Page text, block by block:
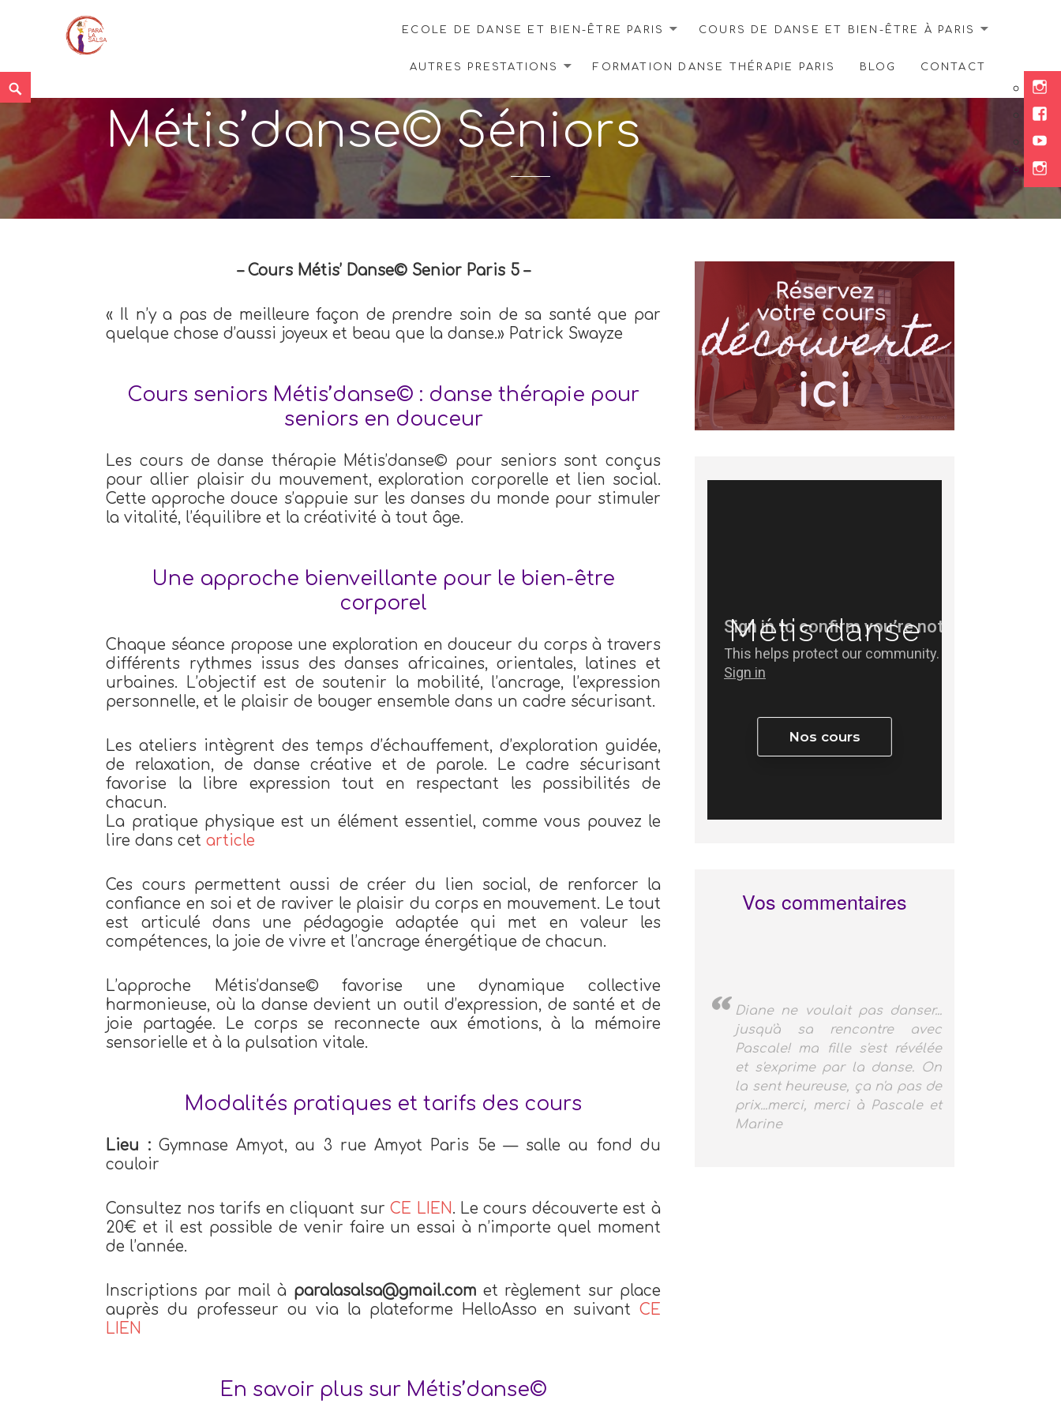
Skip
to
content
ECOLE DE DANSE ET BIEN-ÊTRE PARIS COURS DE DANSE ET BIEN-ÊTRE À PARIS
AUTRES PRESTATIONS FORMATION DANSE THÉRAPIE PARIS BLOG CONTACT
Search
Métis’danse© Séniors
– Cours Métis’ Danse© Senior Paris 5 –
« Il n’y a pas de meilleure façon de prendre soin de sa santé que par
quelque chose d’aussi joyeux et beau que la danse.» Patrick Swayze
Cours seniors Métis’danse© : danse thérapie pour
seniors en douceur
Les cours de danse thérapie Métis’danse© pour seniors sont conçus
pour allier plaisir du mouvement, exploration corporelle et lien social.
Cette approche douce s’appuie sur les danses du monde pour stimuler
la vitalité, l’équilibre et la créativité à tout âge.
Une approche bienveillante pour le bien-être
corporel
Chaque séance propose une exploration en douceur du corps à travers
différents rythmes issus des danses africaines, orientales, latines et
urbaines. L’objectif est de soutenir la mobilité, l’ancrage, l’expression
personnelle, et le plaisir de bouger ensemble dans un cadre sécurisant.
Les ateliers intègrent des temps d’échauffement, d’exploration guidée,
de relaxation, de danse créative et de parole. Le cadre sécurisant
favorise la libre expression tout en respectant les possibilités de
chacun.
La pratique physique est un élément essentiel, comme vous pouvez le
lire dans cetarticle
Ces cours permettent aussi de créer du lien social, de renforcer la
confiance en soi et de raviver le plaisir du corps en mouvement. Le tout
est articulé dans une pédagogie adaptée qui met en valeur les
compétences, la joie de vivre et l’ancrage énergétique de chacun.
L’approche Métis’danse© favorise une dynamique collective
harmonieuse, où la danse devient un outil d’expression, de santé et de
joie partagée. Le corps se reconnecte aux émotions, à la mémoire
sensorielle et à la pulsation vitale.
Modalités pratiques et tarifs des cours
Lieu :Gymnase Amyot, au 3 rue Amyot Paris 5e — salle au fond du
couloir
Consultez nos tarifs en cliquant surCE LIEN. Le cours découverte est à
20€ et il est possible de venir faire un essai à n’importe quel moment
de l’année.
Inscriptions par mail à paralasalsa@gmail.com et règlement sur place
auprès du professeur ou via la plateforme HelloAsso en suivant CE
LIEN
En savoir plus sur Métis’danse©
Métis danse
Nos cours
Vos commentaires
Diane ne voulait pas danser...
jusqu'à sa rencontre avec
Pascale! ma fille s'est révélée
et s'exprime par la danse. On
la sent heureuse, ça n'a pas de
prix...merci, merci à Pascale et
Marine